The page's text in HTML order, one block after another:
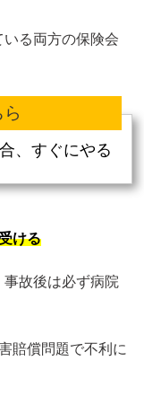
る両方の保険会
、すぐにやる
ける
故後は必ず病院
賠償問題で不利に